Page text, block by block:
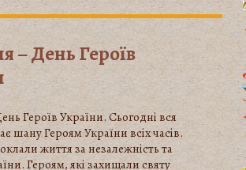
– День Героїв
Героїв України. Сьогодні вся
шану Героям України всіх часів.
життя за незалежність та
Героям, які захищали святу